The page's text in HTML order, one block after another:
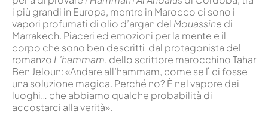
i più grandi in Europa, mentre in Marocco ci sono i
vapori profumati di olio d’argan del Mouassine di
Marrakech. Piaceri ed emozioni per la mente e il
corpo che sono ben descritti dal protagonista del
romanzo L’hammam, dello scrittore marocchino Tahar
Ben Jeloun: «Andare all’hammam, come se lì ci fosse
una soluzione magica. Perché no? È nel vapore dei
luoghi… che abbiamo qualche probabilità di
accostarci alla verità».